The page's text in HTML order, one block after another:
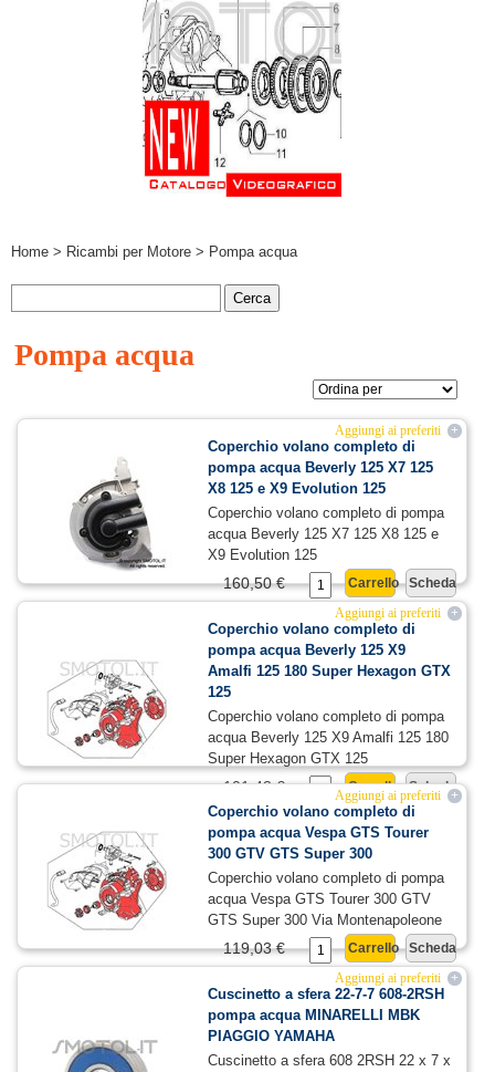
Home > Ricambi per Motore > Pompa acqua
Pompa acqua
+
Aggiungi ai preferiti
Coperchio volano completo di
pompa acqua Beverly 125 X7 125
X8 125 e X9 Evolution 125
Coperchio volano completo di pompa
acqua Beverly 125 X7 125 X8 125 e
X9 Evolution 125
Scheda
Carrello
160,50 €
+
Aggiungi ai preferiti
Coperchio volano completo di
pompa acqua Beverly 125 X9
Amalfi 125 180 Super Hexagon GTX
125
Coperchio volano completo di pompa
acqua Beverly 125 X9 Amalfi 125 180
Super Hexagon GTX 125
Scheda
Carrello
101,43 € +
Aggiungi ai preferiti
Coperchio volano completo di
pompa acqua Vespa GTS Tourer
300 GTV GTS Super 300
Coperchio volano completo di pompa
acqua Vespa GTS Tourer 300 GTV
GTS Super 300 Via Montenapoleone
Scheda
Carrello
119,03 €
+
Aggiungi ai preferiti
Cuscinetto a sfera 22-7-7 608-2RSH
pompa acqua MINARELLI MBK
PIAGGIO YAMAHA
Cuscinetto a sfera 608 2RSH 22 x 7 x